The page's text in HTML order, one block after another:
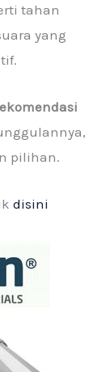
tahan
yang
pilihan.
disini